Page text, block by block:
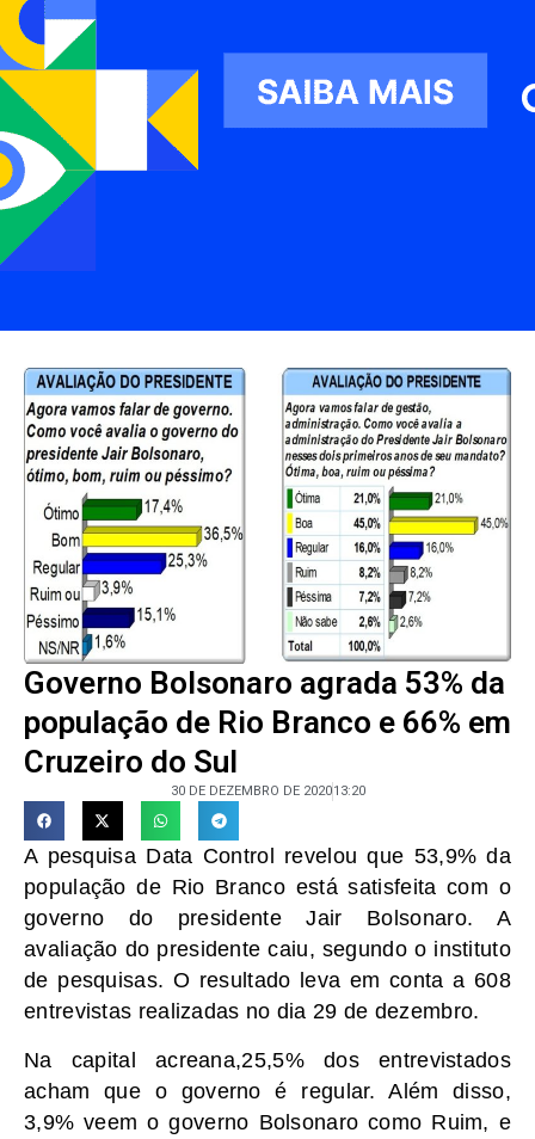
Governo Bolsonaro agrada 53% da
população de Rio Branco e 66% em
Cruzeiro do Sul
30 DE DEZEMBRO DE 202013:20
A pesquisa Data Control revelou que 53,9% da
população de Rio Branco está satisfeita com o
governo do presidente Jair Bolsonaro. A
avaliação do presidente caiu, segundo o instituto
de pesquisas. O resultado leva em conta a 608
entrevistas realizadas no dia 29 de dezembro.
Na capital acreana,25,5% dos entrevistados
acham que o governo é regular. Além disso,
3,9% veem o governo Bolsonaro como Ruim, e